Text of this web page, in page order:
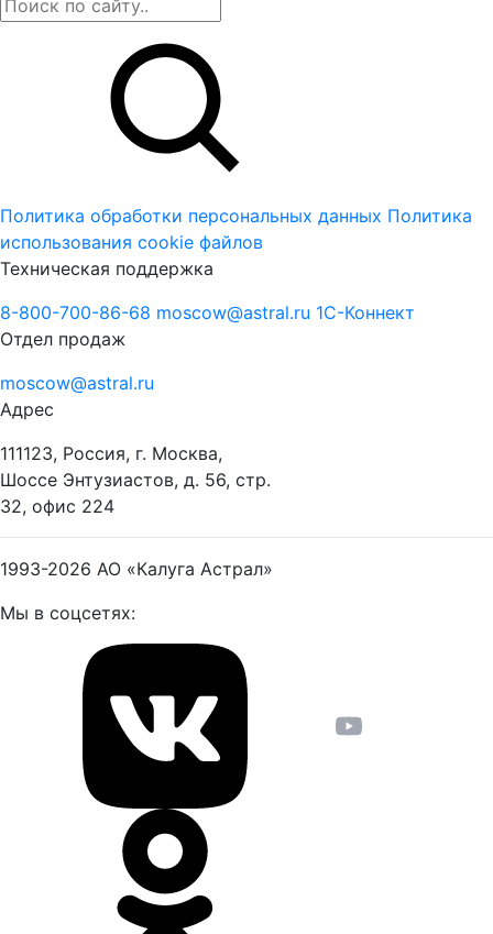
Политика обработки персональных данных Политика
использования cookie файлов
Техническая поддержка
8-800-700-86-68 moscow@astral.ru 1С-Коннект
Отдел продаж
moscow@astral.ru
Адрес
111123, Россия, г. Москва,
Шоссе Энтузиастов, д. 56, стр.
32, офис 224
1993-2026 АО «Калуга Астрал»
Мы в соцсетях: